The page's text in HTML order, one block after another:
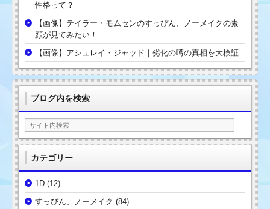
性格って？
【画像】テイラー・モムセンのすっぴん、ノーメイクの素
顔が見てみたい！
【画像】アシュレイ・ジャッド｜劣化の噂の真相を大検証
ブログ内を検索
カテゴリー
1D (12)
すっぴん、ノーメイク (84)